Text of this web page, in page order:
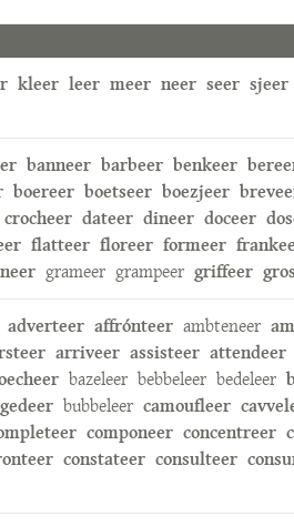
kleer leer meer neer seer sjeer
banneer barbeer benkeer
boereer boetseer boezjeer
crocheer dateer dineer doceer
flatteer floreer formeer
grameer grampeer griffeer
adverteer affrónteer ambteneer
arriveer assisteer attendeer
bazeleer bebbeleer bedeleer
bubbeleer camoufleer
componeer concentreer
constateer consulteer